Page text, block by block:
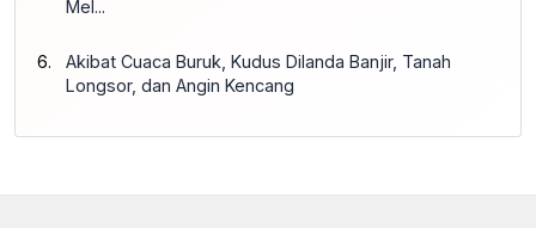
Mel...
Akibat Cuaca Buruk, Kudus Dilanda Banjir, Tanah
Longsor, dan Angin Kencang